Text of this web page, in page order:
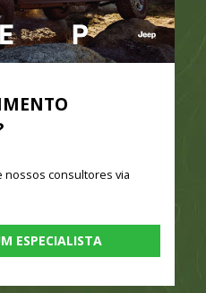
nossos consultores via
ESPECIALISTA